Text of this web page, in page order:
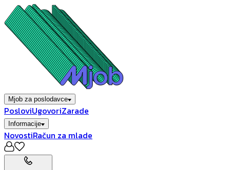
Mjob za poslodavce
PosloviUgovoriZarade
Informacije
NovostiRačun za mlade